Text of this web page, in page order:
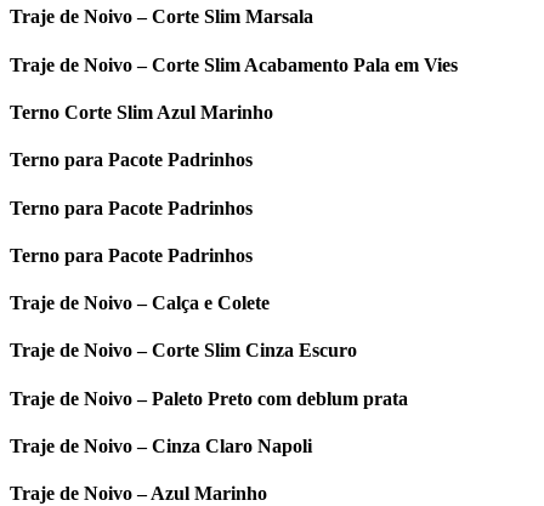
Traje de Noivo – Corte Slim Marsala
Traje de Noivo – Corte Slim Acabamento Pala em Vies
Terno Corte Slim Azul Marinho
Terno para Pacote Padrinhos
Terno para Pacote Padrinhos
Terno para Pacote Padrinhos
Traje de Noivo – Calça e Colete
Traje de Noivo – Corte Slim Cinza Escuro
Traje de Noivo – Paleto Preto com deblum prata
Traje de Noivo – Cinza Claro Napoli
Traje de Noivo – Azul Marinho